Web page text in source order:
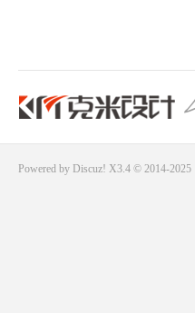
Powered by Discuz! X3.4 © 2014-2025